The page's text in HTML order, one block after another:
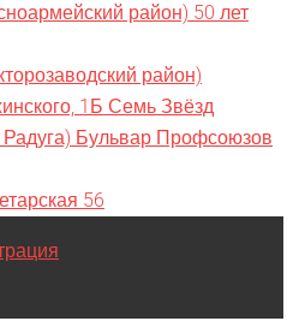
район) 50 лет
район)
1Б Семь Звёзд
Бульвар Профсоюзов
56